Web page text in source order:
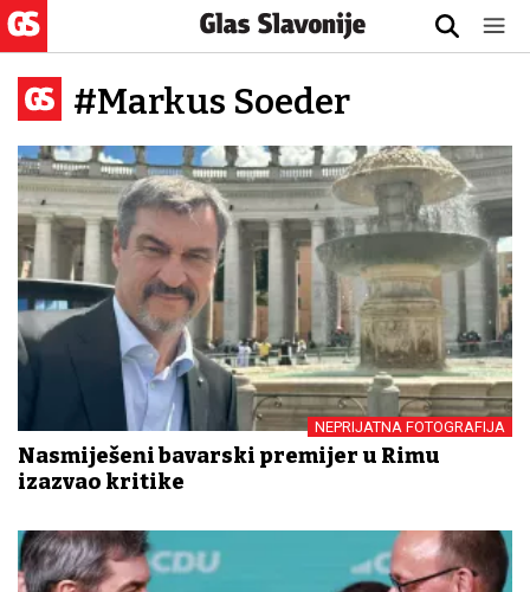
#Markus Soeder
NEPRIJATNA FOTOGRAFIJA
Nasmiješeni bavarski premijer u Rimu
izazvao kritike